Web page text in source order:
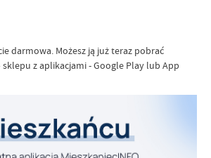
darmowa. Możesz ją już teraz pobrać
z aplikacjami - Google Play lub App